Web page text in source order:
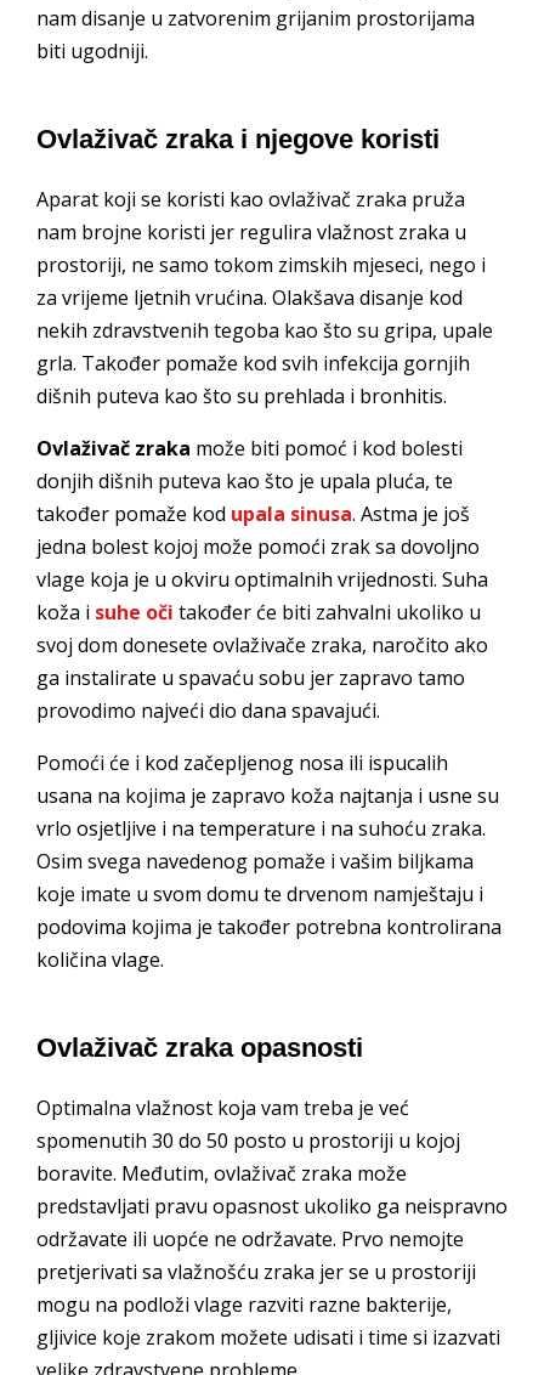
nam disanje u zatvorenim grijanim prostorijama
biti ugodniji.
Ovlaživač zraka i njegove koristi
Aparat koji se koristi kao ovlaživač zraka pruža
nam brojne koristi jer regulira vlažnost zraka u
prostoriji, ne samo tokom zimskih mjeseci, nego i
za vrijeme ljetnih vrućina. Olakšava disanje kod
nekih zdravstvenih tegoba kao što su gripa, upale
grla. Također pomaže kod svih infekcija gornjih
dišnih puteva kao što su prehlada i bronhitis.
Ovlaživač zraka može biti pomoć i kod bolesti
donjih dišnih puteva kao što je upala pluća, te
također pomaže kod upala sinusa. Astma je još
jedna bolest kojoj može pomoći zrak sa dovoljno
vlage koja je u okviru optimalnih vrijednosti. Suha
koža i suhe oči također će biti zahvalni ukoliko u
svoj dom donesete ovlaživače zraka, naročito ako
ga instalirate u spavaću sobu jer zapravo tamo
provodimo najveći dio dana spavajući.
Pomoći će i kod začepljenog nosa ili ispucalih
usana na kojima je zapravo koža najtanja i usne su
vrlo osjetljive i na temperature i na suhoću zraka.
Osim svega navedenog pomaže i vašim biljkama
koje imate u svom domu te drvenom namještaju i
podovima kojima je također potrebna kontrolirana
količina vlage.
Ovlaživač zraka opasnosti
Optimalna vlažnost koja vam treba je već
spomenutih 30 do 50 posto u prostoriji u kojoj
boravite. Međutim, ovlaživač zraka može
predstavljati pravu opasnost ukoliko ga neispravno
održavate ili uopće ne održavate. Prvo nemojte
pretjerivati sa vlažnošću zraka jer se u prostoriji
mogu na podloži vlage razviti razne bakterije,
gljivice koje zrakom možete udisati i time si izazvati